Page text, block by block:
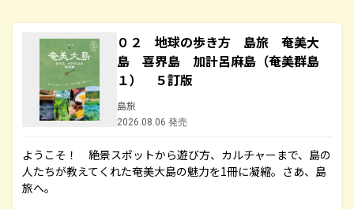
０２ 地球の歩き方 島旅 奄美大
島 喜界島 加計呂麻島（奄美群島
１） ５訂版
島旅
2026.08.06 発売
ようこそ！ 絶景スポットから遊び方、カルチャーまで、島の
人たちが教えてくれた奄美大島の魅力を1冊に凝縮。さあ、島
旅へ。